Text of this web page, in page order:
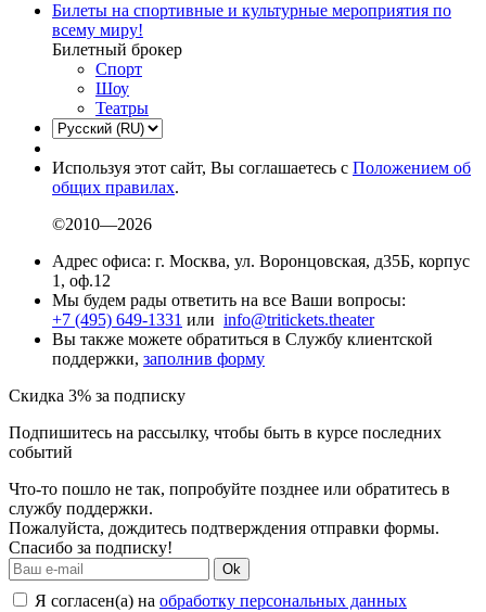
Билеты на спортивные и культурные мероприятия по
всему миру!
Билетный брокер
Спорт
Шоу
Театры
Используя этот сайт, Вы соглашаетесь с Положением об
общих правилах.
©2010—2026
Адрес офиса: г. Москва, ул. Воронцовская, д35Б, корпус
1, оф.12
Мы будем рады ответить на все Ваши вопросы:
+7 (495) 649-1331 или info@tritickets.theater
Вы также можете обратиться в Службу клиентской
поддержки, заполнив форму
Скидка 3% за подписку
Подпишитесь на рассылку, чтобы быть в курсе последних
событий
Что-то пошло не так, попробуйте позднее или обратитесь в
службу поддержки.
Пожалуйста, дождитесь подтверждения отправки формы.
Спасибо за подписку!
Ok
Я согласен(а) на обработку персональных данных